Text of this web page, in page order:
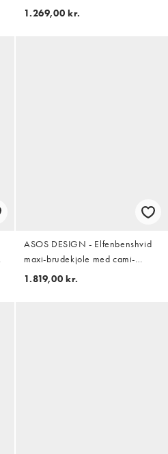
med pailletter og halterneck
1.269,00 kr.
ASOS DESIGN - Elfenbenshvid
maxi-brudekjole med cami-
stropper og rynker over brystet
1.819,00 kr.